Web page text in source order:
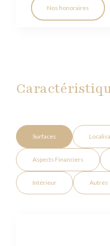
Nos honoraires
Surfaces
Aspects Financiers
Intérieur Autres